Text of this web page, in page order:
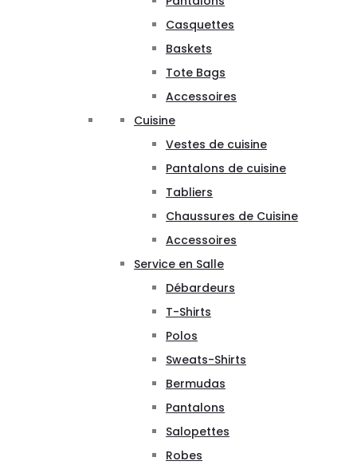
Casquettes
Baskets
Tote Bags
Accessoires
Cuisine
Vestes de cuisine
Pantalons de cuisine
Tabliers
Chaussures de Cuisine
Accessoires
Service en Salle
Débardeurs
T-Shirts
Polos
Sweats-Shirts
Bermudas
Pantalons
Salopettes
Robes